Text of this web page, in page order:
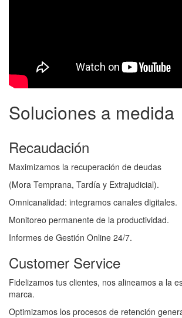
Soluciones a medida
Recaudación
Maximizamos la recuperación de deudas
(Mora Temprana, Tardía y Extrajudicial).
Omnicanalidad: integramos canales digitales.
Monitoreo permanente de la productividad.
Informes de Gestión Online 24/7.
Customer Service
Fidelizamos tus clientes, nos alineamos a la
marca.
Optimizamos los procesos de retención